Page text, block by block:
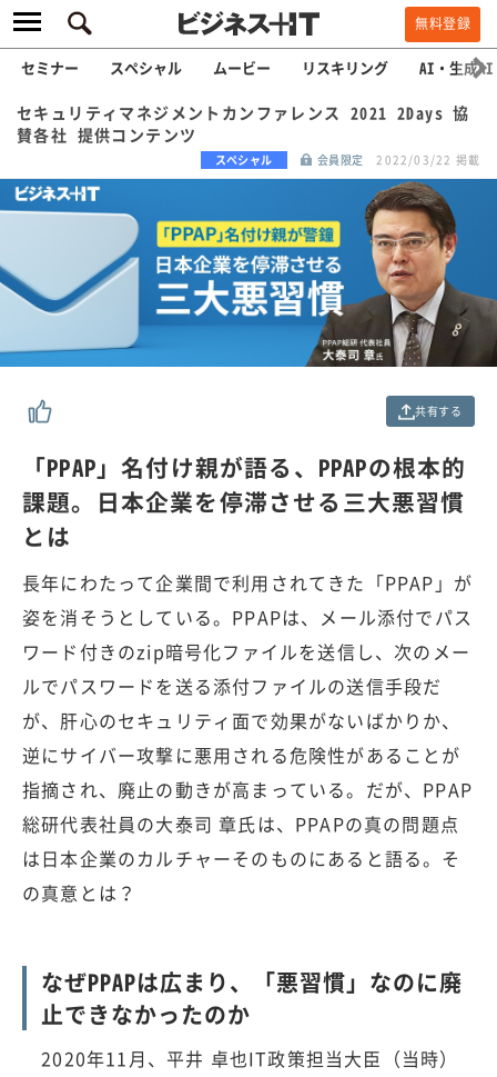
無料登録
セミナー スペシャル ムービー リスキリング AI・生成AI
セキュリティマネジメントカンファレンス 2021 2Days 協
賛各社 提供コンテンツ
スペシャル 会員限定 2022/03/22 掲載
共有する
「PPAP」名付け親が語る、PPAPの根本的
課題。日本企業を停滞させる三大悪習慣
とは
長年にわたって企業間で利用されてきた「PPAP」が
姿を消そうとしている。PPAPは、メール添付でパス
ワード付きのzip暗号化ファイルを送信し、次のメー
ルでパスワードを送る添付ファイルの送信手段だ
が、肝心のセキュリティ面で効果がないばかりか、
逆にサイバー攻撃に悪用される危険性があることが
指摘され、廃止の動きが高まっている。だが、PPAP
総研代表社員の大泰司 章氏は、PPAPの真の問題点
は日本企業のカルチャーそのものにあると語る。そ
の真意とは？
なぜPPAPは広まり、「悪習慣」なのに廃
止できなかったのか
2020年11月、平井 卓也IT政策担当大臣（当時）